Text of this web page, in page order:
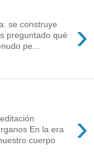
›
se construye
preguntado qué
pe...
›
En la era
cuerpo